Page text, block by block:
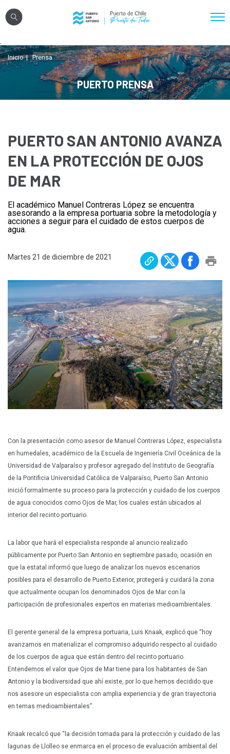
Nosotros
Sistema Portuario
Sostenibilidad
Transparencia
Registro Proveedores
Licitaciones
Reglamentos
Prensa
Contáctenos
.
Inicio Prensa
PUERTO PRENSA
PUERTO SAN ANTONIO AVANZA
EN LA PROTECCIÓN DE OJOS
DE MAR
El académico Manuel Contreras López se encuentra
asesorando a la empresa portuaria sobre la metodología y
acciones a seguir para el cuidado de estos cuerpos de
agua.
Martes 21 de diciembre de 2021
Con la presentación como asesor de Manuel Contreras López, especialista
en humedales, académico de la Escuela de Ingeniería Civil Oceánica de la
Universidad de Valparaíso y profesor agregado del Instituto de Geografía
de la Pontificia Universidad Católica de Valparaíso, Puerto San Antonio
inició formalmente su proceso para la protección y cuidado de los cuerpos
de agua conocidos como Ojos de Mar, los cuales están ubicados al
interior del recinto portuario.
La labor que hará el especialista responde al anuncio realizado
públicamente por Puerto San Antonio en septiembre pasado, ocasión en
que la estatal informó que luego de analizar los nuevos escenarios
posibles para el desarrollo de Puerto Exterior, protegerá y cuidará la zona
que actualmente ocupan los denominados Ojos de Mar con la
participación de profesionales expertos en materias medioambientales.
El gerente general de la empresa portuaria, Luis Knaak, explicó que “hoy
avanzamos en materializar el compromiso adquirido respecto al cuidado
de los cuerpos de agua que están dentro del recinto portuario.
Entendemos el valor que Ojos de Mar tiene para los habitantes de San
Antonio y la biodiversidad que ahí existe, por lo que hemos decidido que
nos asesore un especialista con amplia experiencia y de gran trayectoria
en temas medioambientales”.
Knaak recalcó que “la decisión tomada para la protección y cuidado de las
lagunas de Llolleo se enmarca en el proceso de evaluación ambiental del